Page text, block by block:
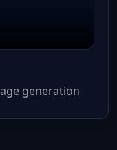
generation